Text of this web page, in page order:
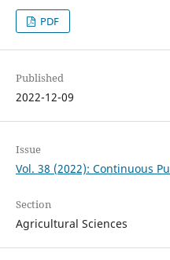
PDF
Published
2022-12-09
Issue
Vol. 38 (2022): Continuous
Section
Agricultural Sciences